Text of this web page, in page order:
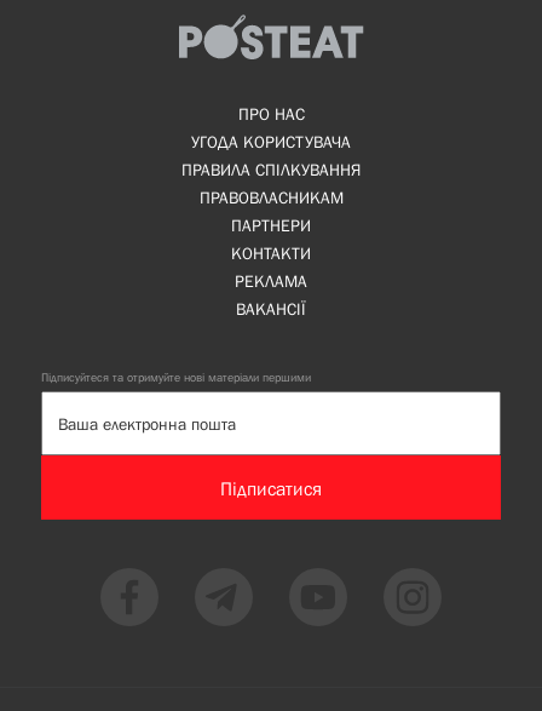
ПРО НАС
УГОДА КОРИСТУВАЧА
ПРАВИЛА СПІЛКУВАННЯ
ПРАВОВЛАСНИКАМ
ПАРТНЕРИ
КОНТАКТИ
РЕКЛАМА
ВАКАНСІЇ
Підписуйтеся та отримуйте нові матеріали першими
Підписатися